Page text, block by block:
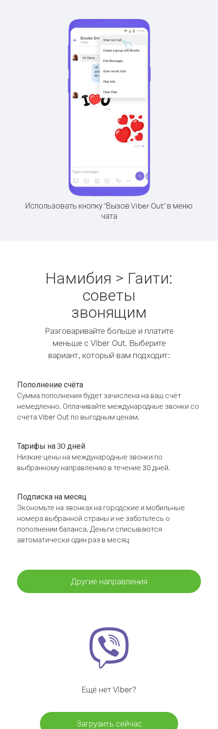
Использовать кнопку "Вызов Viber Out" в меню
чата
Намибия > Гаити:
советы
звонящим
Разговаривайте больше и платите
меньше с Viber Out. Выберите
вариант, который вам подходит:
Пополнение счёта
Сумма пополнения будет зачислена на ваш счёт
немедленно. Оплачивайте международные звонки со
счёта Viber Out по выгодным ценам.
Тарифы на 30 дней
Низкие цены на международные звонки по
выбранному направлению в течение 30 дней.
Подписка на месяц
Экономьте на звонках на городские и мобильные
номера выбранной страны и не заботьтесь о
пополнении баланса. Деньги списываются
автоматически один раз в месяц
Другие направления
Ещё нет Viber?
Загрузить сейчас